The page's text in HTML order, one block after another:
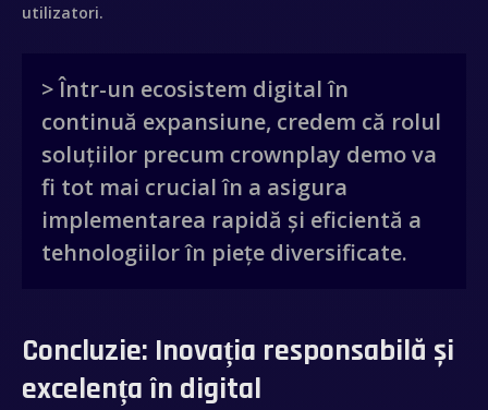
utilizatori.
> Într-un ecosistem digital în
continuă expansiune, credem că rolul
soluțiilor precum crownplay demo va
fi tot mai crucial în a asigura
implementarea rapidă și eficientă a
tehnologiilor în piețe diversificate.
Concluzie: Inovația responsabilă și
excelența în digital